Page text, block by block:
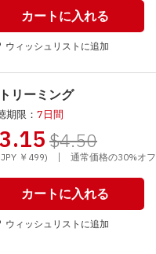
カートに入れる
ウィッシュリストに追加
リーミング
期限： 7日間
$4.50
￥499) | 通常価格の30%オフ
カートに入れる
ウィッシュリストに追加